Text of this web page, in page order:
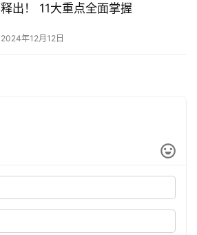
释出！ 11大重点全面掌握
2024年12月12日